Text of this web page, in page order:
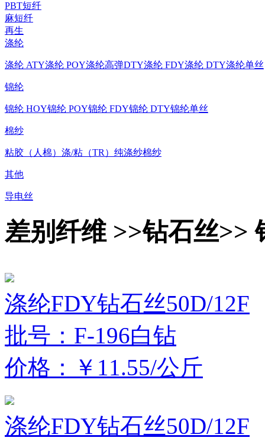
PBT短纤
麻短纤
再生
涤纶
涤纶 ATY涤纶 POY涤纶高弹DTY涤纶 FDY涤纶 DTY涤纶单丝
锦纶
锦纶 HOY锦纶 POY锦纶 FDY锦纶 DTY锦纶单丝
棉纱
粘胶（人棉） 涤/粘（TR） 纯涤纱棉纱
其他
导电丝
差别纤维 >>钻石丝>>
涤纶FDY钻石丝50D/12F
批号：F-196白钻
价格：￥11.55/公斤
涤纶FDY钻石丝50D/12F